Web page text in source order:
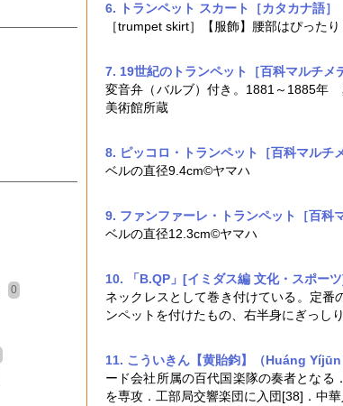
0
6. トランペット スカート［カタカナ語］
［trumpet skirt］【服飾】腰部はぴった
7. 19世紀のトランペット［百科マルチメ
変音弁（バルブ）付き。1881～1885
美術館所蔵
8. ピッコロ・トランペット［百科マルチ
ベルの直径9.4cm©ヤマハ
9. ファンファーレ・トランペット［百科
ベルの直径12.3cm©ヤマハ
10. 「B.QP」[イミダス編 文化・スポー
ネックレスとして巻き付けている。定
ンペット を付けたもの、右半身にぎっし
11. こう いきん 【黄貽鈞】（Huáng Yíjūn
ード会社所属の百代国楽隊の奏者となる
を専攻．工部局交響楽団に入団[38]．中